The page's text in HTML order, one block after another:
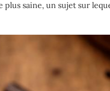
saine, un sujet sur